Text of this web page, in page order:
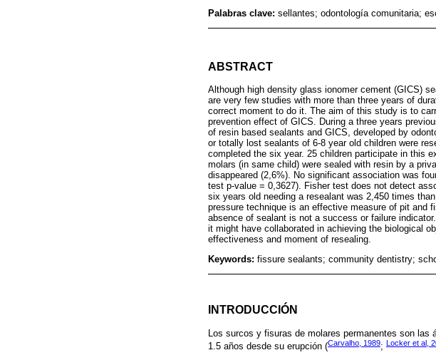
Palabras clave: sellantes; odontología comunitaria;
ABSTRACT
Although high density glass ionomer cement (GICS)
are very few studies with more than three years of
correct moment to do it. The aim of this study is to
prevention effect of GICS. During a three years
of resin based sealants and GICS, developed by
or totally lost sealants of 6-8 year old children were
completed the six year. 25 children participate in this
molars (in same child) were sealed with resin by a
disappeared (2,6%). No significant association was
test p-value = 0,3627). Fisher test does not detect
six years old needing a resealant was 2,450 times
pressure technique is an effective measure of pit and
absence of sealant is not a success or failure
it might have collaborated in achieving the biological
effectiveness and moment of resealing.
Keywords: fissure sealants; community dentistry;
INTRODUCCIÓN
Los surcos y fisuras de molares permanentes son
1.5 años desde su erupción (Carvalho, 1989; Locker et al,